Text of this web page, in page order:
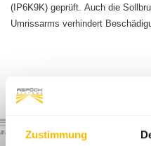
Zustimmung
(IP6K9K) geprüft. Auch die
Umrissarms verhindert